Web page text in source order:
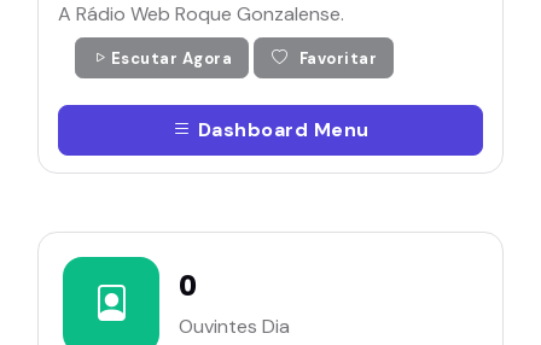
A Rádio Web Roque Gonzalense.
Escutar Agora Favoritar
Dashboard Menu
0
Ouvintes Dia